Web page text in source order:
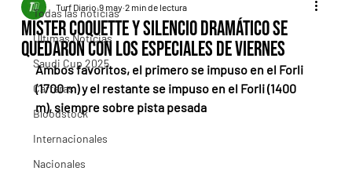
Todas las noticias
Últimas Noticias
Saudi Cup 2025
Carreras
Bloodstock
Internacionales
Nacionales
Mister Coquette y Silencio Dramático se
quedaron con los especiales de viernes
Turf Diario 9 may 2 min de lectura
Ambos favoritos, el primero se impuso en el Forli
(1700 m) y el restante se impuso en el Forli (1400
m), siempre sobre pista pesada